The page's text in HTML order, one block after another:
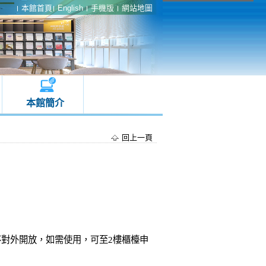
本館首頁 English 手機版 網站地圖
本館簡介
回上一頁
外開放，如需使用，可至2樓櫃檯申